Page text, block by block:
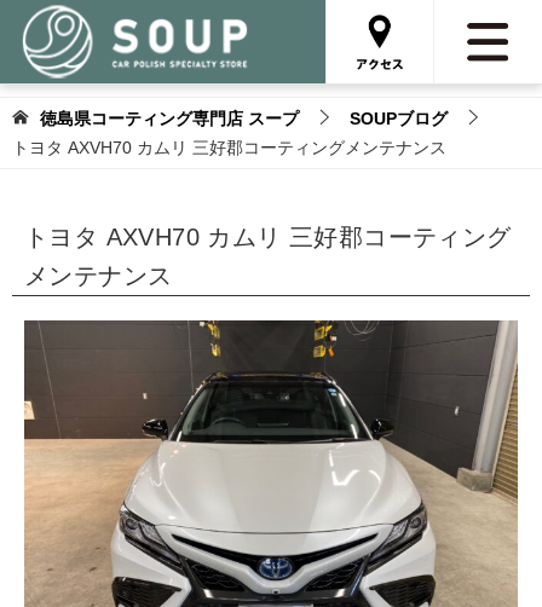
徳島県コーティング専門店 スープ
SOUPブログ
トヨタ AXVH70 カムリ 三好郡コーティングメンテナンス
トヨタ AXVH70 カムリ 三好郡コーティング
メンテナンス